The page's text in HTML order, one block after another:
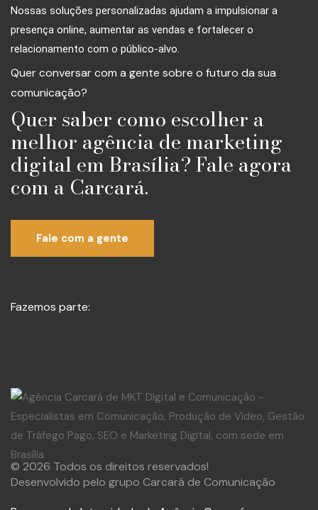
Nossas soluções personalizadas ajudam a impulsionar a
presença online, aumentar as vendas e fortalecer o
relacionamento com o público-alvo.
Quer conversar com a gente sobre o futuro da sua
comunicação?
Quer saber como escolher a
melhor agência de marketing
digital em Brasília? Fale agora
com a Carcará.
Fale com a gente
Fazemos parte:
© 2026 Todos os direitos reservados!
Desenvolvido pelo grupo Carcará de Comunicação